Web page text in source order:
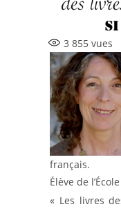
3 855 vues
français.
Élève de
« Les livres